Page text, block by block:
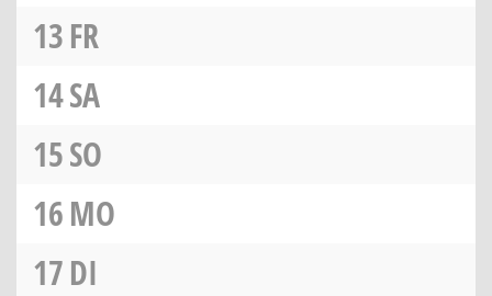
13FR
14SA
15SO
16MO
17DI